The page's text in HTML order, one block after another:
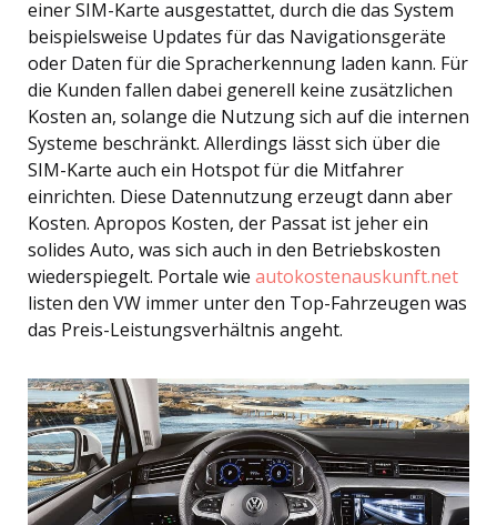
einer SIM-Karte ausgestattet, durch die das System
beispielsweise Updates für das Navigationsgeräte
oder Daten für die Spracherkennung laden kann. Für
die Kunden fallen dabei generell keine zusätzlichen
Kosten an, solange die Nutzung sich auf die internen
Systeme beschränkt. Allerdings lässt sich über die
SIM-Karte auch ein Hotspot für die Mitfahrer
einrichten. Diese Datennutzung erzeugt dann aber
Kosten. Apropos Kosten, der Passat ist jeher ein
solides Auto, was sich auch in den Betriebskosten
wiederspiegelt. Portale wie autokostenauskunft.net
listen den VW immer unter den Top-Fahrzeugen was
das Preis-Leistungsverhältnis angeht.